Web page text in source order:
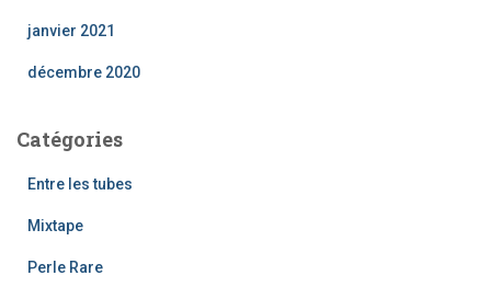
janvier 2021
décembre 2020
Catégories
Entre les tubes
Mixtape
Perle Rare